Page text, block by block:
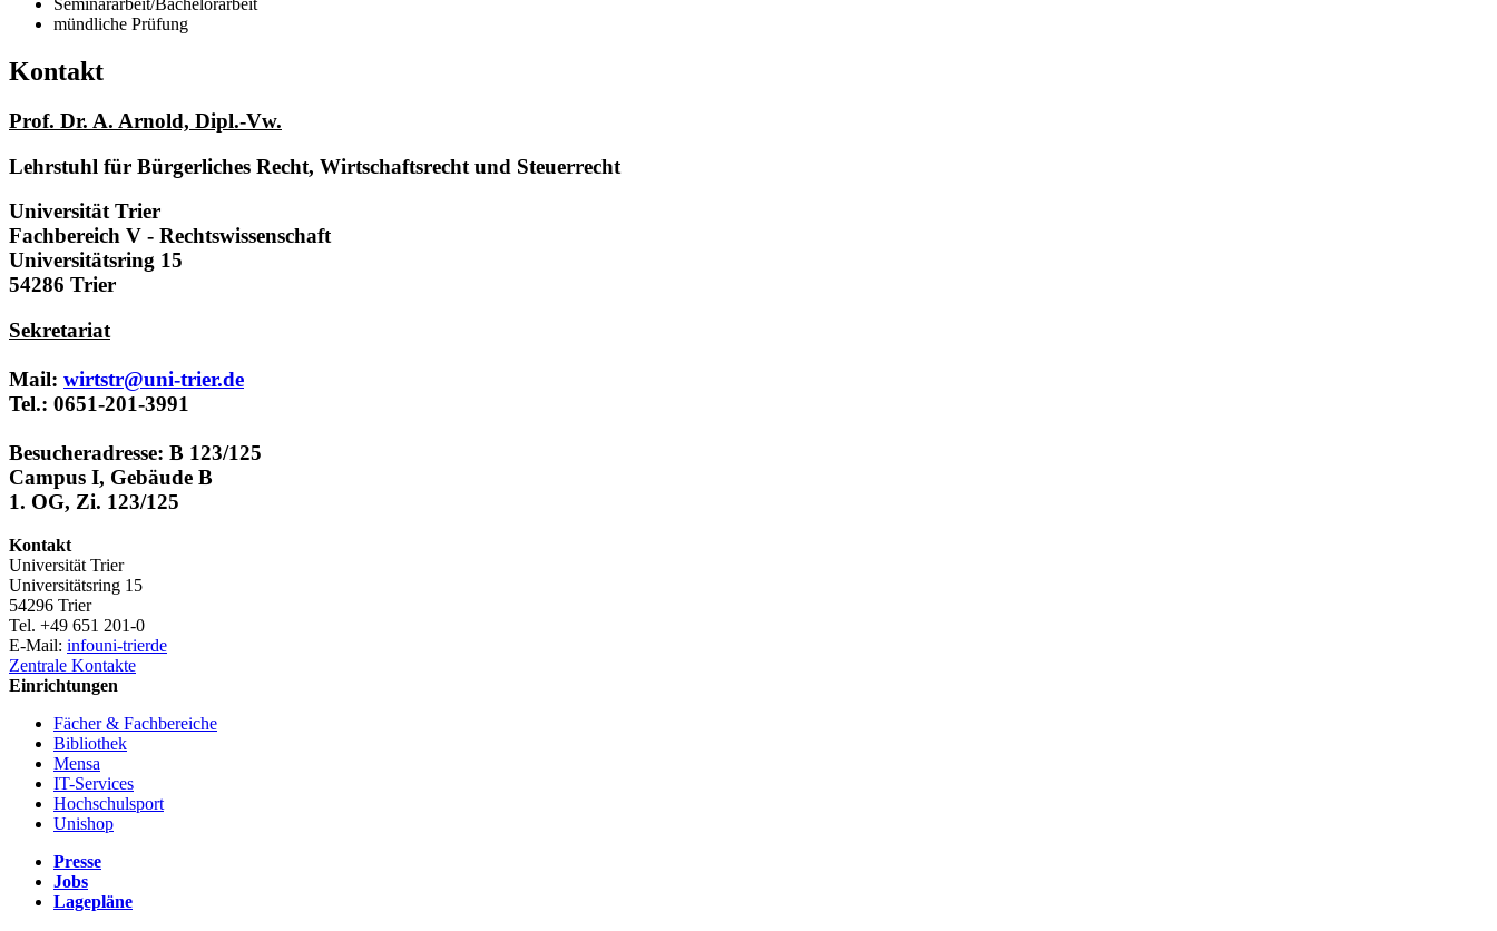
Seminararbeit/Bachelorarbeit
mündliche Prüfung
Kontakt
Prof. Dr. A. Arnold, Dipl.-Vw.
Lehrstuhl für Bürgerliches Recht, Wirtschaftsrecht und Steuerrecht
Universität Trier
Fachbereich V - Rechtswissenschaft
Universitätsring 15
54286 Trier
Sekretariat
Mail: wirtstr@uni-trier.de
Tel.: 0651-201-3991
Besucheradresse: B 123/125
Campus I, Gebäude B
1. OG, Zi. 123/125
Kontakt
Universität Trier
Universitätsring 15
54296 Trier
Tel. +49 651 201-0
E-Mail: infouni-trierde
Zentrale Kontakte
Einrichtungen
Fächer & Fachbereiche
Bibliothek
Mensa
IT-Services
Hochschulsport
Unishop
Presse
Jobs
Lagepläne